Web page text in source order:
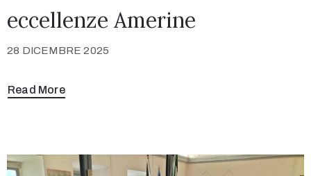
eccellenze Amerine
28 DICEMBRE 2025
Read More